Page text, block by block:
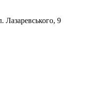
Лазаревського, 9